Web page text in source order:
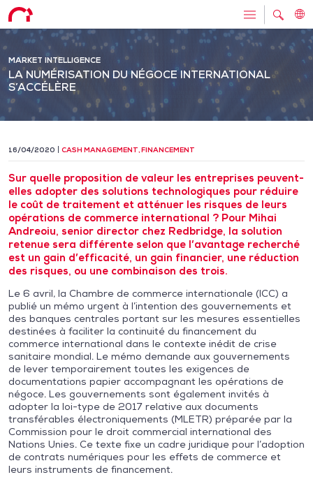
MARKET INTELLIGENCE
LA NUMÉRISATION DU NÉGOCE INTERNATIONAL
S’ACCÉLÈRE
16/04/2020 CASH MANAGEMENT,FINANCEMENT
Sur quelle proposition de valeur les entreprises peuvent-
elles adopter des solutions technologiques pour réduire
le coût de traitement et atténuer les risques de leurs
opérations de commerce international ? Pour Mihai
Andreoiu, senior director chez Redbridge, la solution
retenue sera différente selon que l’avantage recherché
est un gain d’efficacité, un gain financier, une réduction
des risques, ou une combinaison des trois.
Le 6 avril, la Chambre de commerce internationale (ICC) a
publié un mémo urgent à l’intention des gouvernements et
des banques centrales portant sur les mesures essentielles
destinées à faciliter la continuité du financement du
commerce international dans le contexte inédit de crise
sanitaire mondial. Le mémo demande aux gouvernements
de lever temporairement toutes les exigences de
documentations papier accompagnant les opérations de
négoce. Les gouvernements sont également invités à
adopter la loi-type de 2017 relative aux documents
transférables électroniquements (MLETR) préparée par la
Commission pour le droit commercial international des
Nations Unies. Ce texte fixe un cadre juridique pour l’adoption
de contrats numériques pour les effets de commerce et
leurs instruments de financement.